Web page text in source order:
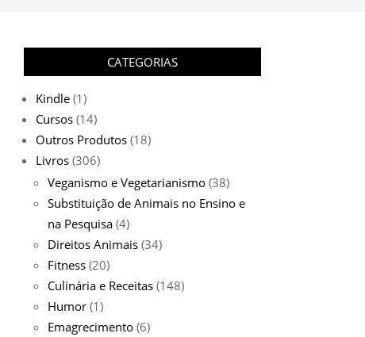
CATEGORIAS
Kindle (1)
Cursos (14)
Outros Produtos (18)
Livros (306)
Veganismo e Vegetarianismo (38)
Substituição de Animais no Ensino e
na Pesquisa (4)
Direitos Animais (34)
Fitness (20)
Culinária e Receitas (148)
Humor (1)
Emagrecimento (6)